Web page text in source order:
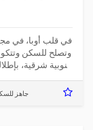
وتصلح للسكن
جاهز